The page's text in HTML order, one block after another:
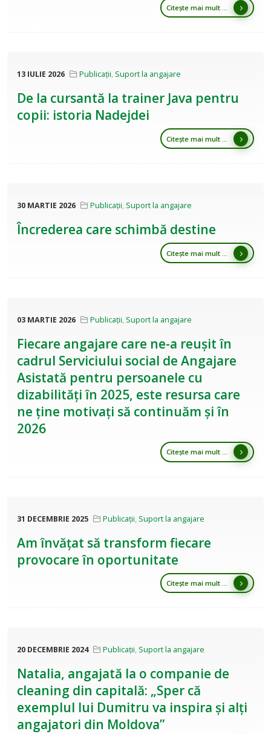
Citește mai mult ...
13 IULIE 2026 Publicații, Suport la angajare
De la cursantă la trainer Java pentru
copii: istoria Nadejdei
Citește mai mult ...
30 MARTIE 2026 Publicații, Suport la angajare
Încrederea care schimbă destine
Citește mai mult ...
03 MARTIE 2026 Publicații, Suport la angajare
Fiecare angajare care ne-a reușit în
cadrul Serviciului social de Angajare
Asistată pentru persoanele cu
dizabilități în 2025, este resursa care
ne ține motivați să continuăm și în
2026
Citește mai mult ...
31 DECEMBRIE 2025 Publicații, Suport la angajare
Am învățat să transform fiecare
provocare în oportunitate
Citește mai mult ...
20 DECEMBRIE 2024 Publicații, Suport la angajare
Natalia, angajată la o companie de
cleaning din capitală: „Sper că
exemplul lui Dumitru va inspira și alți
angajatori din Moldova”